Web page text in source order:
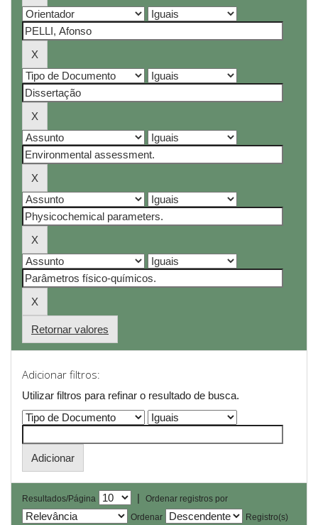
Retornar valores
Adicionar filtros:
Utilizar filtros para refinar o resultado de busca.
Resultados/Página |
Ordenar registros por
Ordenar
Registro(s)